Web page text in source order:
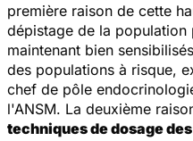
première raison de cette
dépistage de la population
maintenant bien
des populations à risque,
chef de pôle
l'ANSM. La deuxième
techniques de dosage